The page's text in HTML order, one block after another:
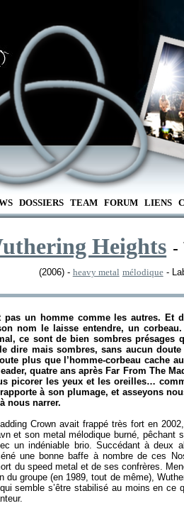
DOSSIERS TEAM FORUM LIENS
Heights -
(2006) - heavy metal mélodique -
pas un homme comme les autres. Et
nom le laisse entendre, un
ce sont de bien sombres présages
dire mais sombres, sans aucun
plus que l’homme-corbeau cache
quatre ans après Far From The
picorer les yeux et les oreilles…
à son plumage, et asseyons
nous narrer.
Crown avait frappé très fort en
et son metal mélodique burné,
un indéniable brio. Succédant à deux
une bonne baffe à nombre de ces
du speed metal et de ses confrères.
du groupe (en 1989, tout de même),
semble s’être stabilisé au moins en ce